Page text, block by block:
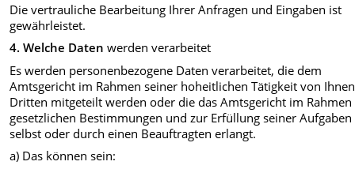
Die vertrauliche Bearbeitung Ihrer Anfragen und Eingaben ist
gewährleistet.
4. Welche Daten werden verarbeitet
Es werden personenbezogene Daten verarbeitet, die dem
Amtsgericht im Rahmen seiner hoheitlichen Tätigkeit von
Dritten mitgeteilt werden oder die das Amtsgericht im
gesetzlichen Bestimmungen und zur Erfüllung seiner Aufgaben
selbst oder durch einen Beauftragten erlangt.
a) Das können sein: